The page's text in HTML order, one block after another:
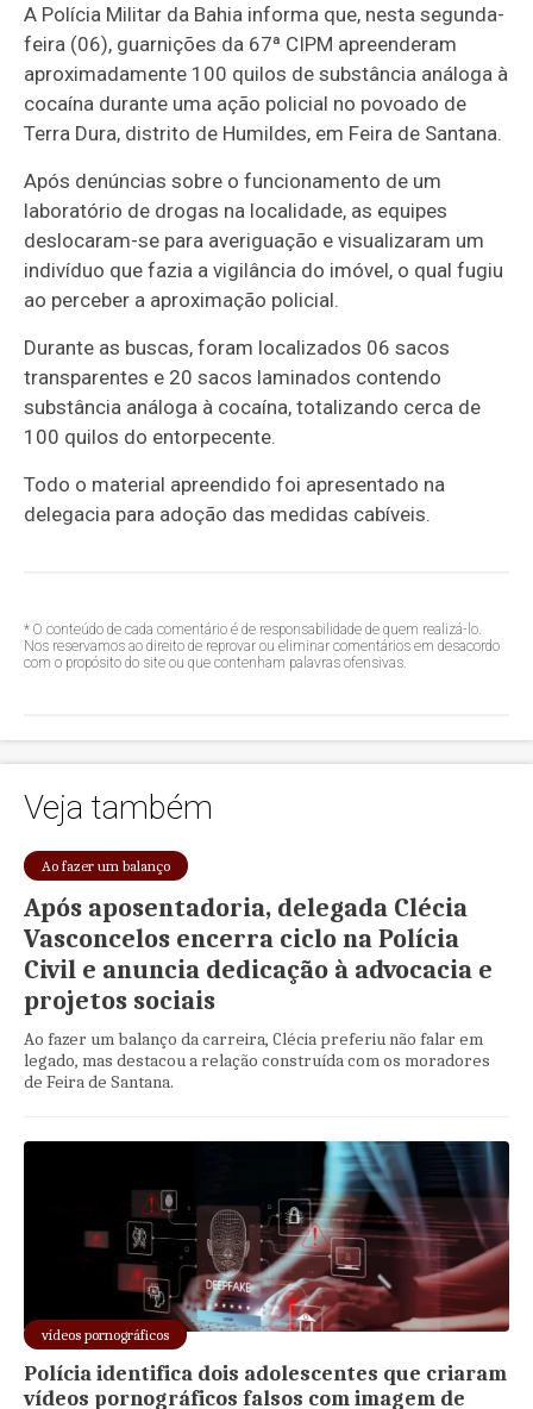
A Polícia Militar da Bahia informa que, nesta segunda-
feira (06), guarnições da 67ª CIPM apreenderam
aproximadamente 100 quilos de substância análoga à
cocaína durante uma ação policial no povoado de
Terra Dura, distrito de Humildes, em Feira de Santana.
Após denúncias sobre o funcionamento de um
laboratório de drogas na localidade, as equipes
deslocaram-se para averiguação e visualizaram um
indivíduo que fazia a vigilância do imóvel, o qual fugiu
ao perceber a aproximação policial.
Durante as buscas, foram localizados 06 sacos
transparentes e 20 sacos laminados contendo
substância análoga à cocaína, totalizando cerca de
100 quilos do entorpecente.
Todo o material apreendido foi apresentado na
delegacia para adoção das medidas cabíveis.
* O conteúdo de cada comentário é de responsabilidade de quem realizá-lo.
Nos reservamos ao direito de reprovar ou eliminar comentários em desacordo
com o propósito do site ou que contenham palavras ofensivas.
Veja também
Ao fazer um balanço
Após aposentadoria, delegada Clécia
Vasconcelos encerra ciclo na Polícia
Civil e anuncia dedicação à advocacia e
projetos sociais
Ao fazer um balanço da carreira, Clécia preferiu não falar em
legado, mas destacou a relação construída com os moradores
de Feira de Santana.
vídeos pornográficos
Polícia identifica dois adolescentes que criaram
vídeos pornográficos falsos com imagem de